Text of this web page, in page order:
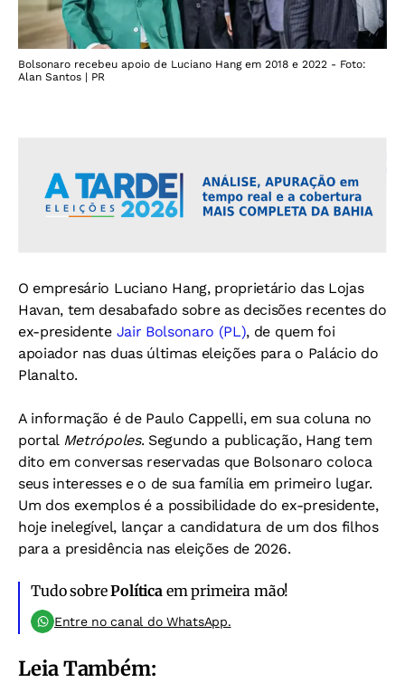
Bolsonaro recebeu apoio de Luciano Hang em 2018 e 2022 - Foto:
Alan Santos | PR
O empresário Luciano Hang, proprietário das Lojas
Havan, tem desabafado sobre as decisões recentes do
ex-presidente Jair Bolsonaro (PL), de quem foi
apoiador nas duas últimas eleições para o Palácio do
Planalto.
A informação é de Paulo Cappelli, em sua coluna no
portal Metrópoles. Segundo a publicação, Hang tem
dito em conversas reservadas que Bolsonaro coloca
seus interesses e o de sua família em primeiro lugar.
Um dos exemplos é a possibilidade do ex-presidente,
hoje inelegível, lançar a candidatura de um dos filhos
para a presidência nas eleições de 2026.
Tudo sobrePolíticaem primeira mão!
Entre no canal do WhatsApp.
Leia Também: